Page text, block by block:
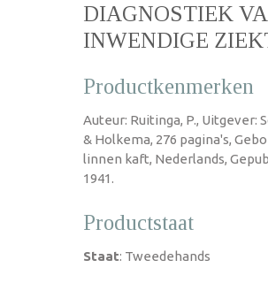
DIAGNOSTIEK
INWENDIGE
Productkenmerken
Auteur: Ruitinga, P., Uitgever:
& Holkema, 276 pagina's,
linnen kaft, Nederlands,
1941.
Productstaat
Staat: Tweedehands